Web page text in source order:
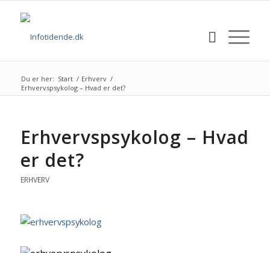
Du er her: Start / Erhverv /
Erhvervspsykolog – Hvad er det?
Erhvervspsykolog – Hvad
er det?
ERHVERV